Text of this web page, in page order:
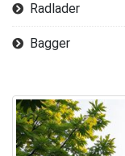
Radlader
Bagger